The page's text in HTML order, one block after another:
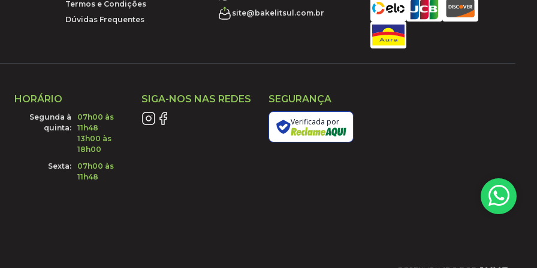
Termos e Condições
Dúvidas Frequentes
site@bakelitsul.com.br
HORÁRIO
Segunda à
quinta:
07h00 às
11h48
13h00 às
18h00
Sexta:
07h00 às
11h48
SIGA-NOS NAS REDES SEGURANÇA
Verificada por